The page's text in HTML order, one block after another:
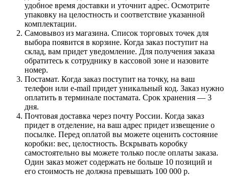
удобное время доставки и уточнит адрес. Осмотрите
упаковку на целостность и соответствие указанной
комплектации.
Самовывоз из магазина. Список торговых точек для
выбора появится в корзине. Когда заказ поступит на
склад, вам придет уведомление. Для получения заказа
обратитесь к сотруднику в кассовой зоне и назовите
номер.
Постамат. Когда заказ поступит на точку, на ваш
телефон или e-mail придет уникальный код. Заказ нужно
оплатить в терминале постамата. Срок хранения — 3
дня.
Почтовая доставка через почту России. Когда заказ
придет в отделение, на ваш адрес придет извещение о
посылке. Перед оплатой вы можете оценить состояние
коробки: вес, целостность. Вскрывать коробку
самостоятельно вы можете только после оплаты заказа.
Один заказ может содержать не больше 10 позиций и
его стоимость не должна превышать 100 000 р.